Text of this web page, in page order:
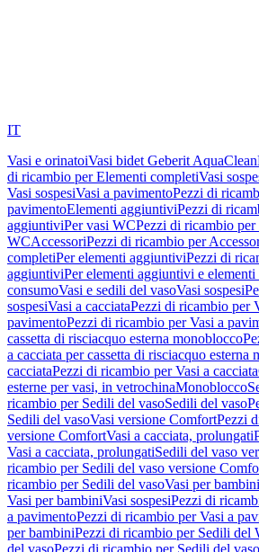
IT
Vasi e orinatoiVasi bidet Geberit AquaClean
di ricambio per Elementi completiVasi
Vasi sospesiVasi a pavimentoPezzi di
pavimentoElementi aggiuntiviPezzi di
aggiuntiviPer vasi WCPezzi di ricambio per
WCAccessoriPezzi di ricambio per
completiPer elementi aggiuntiviPezzi di
aggiuntiviPer elementi aggiuntivi e elementi
consumoVasi e sedili del vasoVasi sospesi
sospesiVasi a cacciataPezzi di ricambio per
pavimentoPezzi di ricambio per Vasi a
cassetta di risciacquo esterna monoblocco
a cacciata per cassetta di risciacquo esterna
cacciataPezzi di ricambio per Vasi a cacciata
esterne per vasi, in vetrochinaMonoblocco
ricambio per Sedili del vasoSedili del vaso
Sedili del vasoVasi versione ComfortPezzi
versione ComfortVasi a cacciata, prolungati
Vasi a cacciata, prolungatiSedili del vaso
ricambio per Sedili del vaso versione
ricambio per Sedili del vasoVasi per bambini
Vasi per bambiniVasi sospesiPezzi di
a pavimentoPezzi di ricambio per Vasi a
per bambiniPezzi di ricambio per Sedili del
del vasoPezzi di ricambio per Sedili del vaso